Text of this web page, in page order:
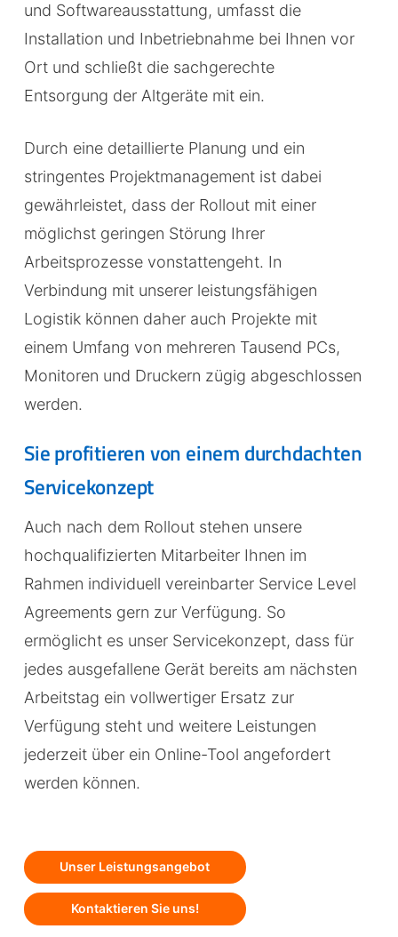
und Softwareausstattung, umfasst die
Installation und Inbetriebnahme bei Ihnen vor
Ort und schließt die sachgerechte
Entsorgung der Altgeräte mit ein.
Durch eine detaillierte Planung und ein
stringentes Projektmanagement ist dabei
gewährleistet, dass der Rollout mit einer
möglichst geringen Störung Ihrer
Arbeitsprozesse vonstattengeht. In
Verbindung mit unserer leistungsfähigen
Logistik können daher auch Projekte mit
einem Umfang von mehreren Tausend PCs,
Monitoren und Druckern zügig abgeschlossen
werden.
Sie profitieren von einem durchdachten
Servicekonzept
Auch nach dem Rollout stehen unsere
hochqualifizierten Mitarbeiter Ihnen im
Rahmen individuell vereinbarter Service Level
Agreements gern zur Verfügung. So
ermöglicht es unser Servicekonzept, dass für
jedes ausgefallene Gerät bereits am nächsten
Arbeitstag ein vollwertiger Ersatz zur
Verfügung steht und weitere Leistungen
jederzeit über ein Online-Tool angefordert
werden können.
Unser Leistungsangebot
Kontaktieren Sie uns!